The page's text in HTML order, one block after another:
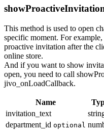
This method is used to open
specific moment. For
proactive invitation after the
online store.
And if you want to show
open, you need to call
jivo_onLoadCallback.
Name
invitation_text
department_id optional